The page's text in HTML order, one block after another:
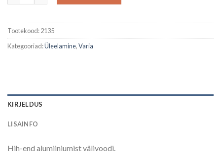
Tootekood:2135
Kategooriad:Üleelamine,Varia
KIRJELDUS
LISAINFO
Hih-end alumiiniumist välivoodi.